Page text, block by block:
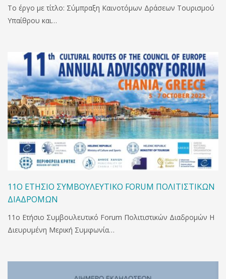
Το έργο με τίτλο: Σύμπραξη Καινοτόμων Δράσεων Τουρισμού
Υπαίθρου και…
11Ο ΕΤΉΣΙΟ ΣΥΜΒΟΥΛΕΥΤΙΚΌ FORUM ΠΟΛΙΤΙΣΤΙΚΏΝ
ΔΙΑΔΡΟΜΏΝ
11ο Ετήσιο Συμβουλευτικό Forum Πολιτιστικών Διαδρομών Η
Διευρυμένη Μερική Συμφωνία…